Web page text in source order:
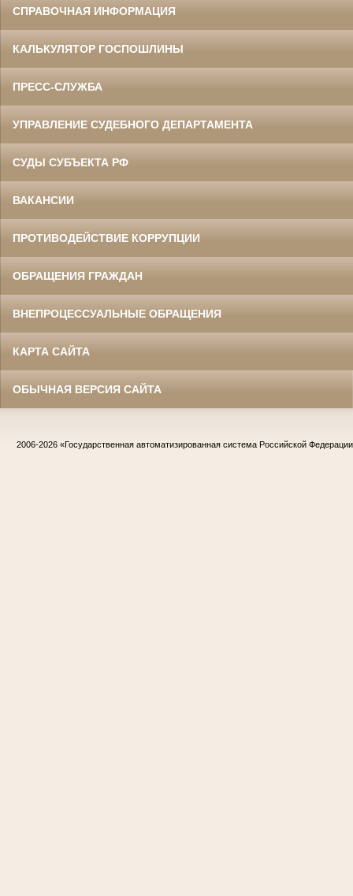
СПРАВОЧНАЯ ИНФОРМАЦИЯ
КАЛЬКУЛЯТОР ГОСПОШЛИНЫ
ПРЕСС-СЛУЖБА
УПРАВЛЕНИЕ СУДЕБНОГО ДЕПАРТАМЕНТА
СУДЫ СУБЪЕКТА РФ
ВАКАНСИИ
ПРОТИВОДЕЙСТВИЕ КОРРУПЦИИ
ОБРАЩЕНИЯ ГРАЖДАН
ВНЕПРОЦЕССУАЛЬНЫЕ ОБРАЩЕНИЯ
КАРТА САЙТА
ОБЫЧНАЯ ВЕРСИЯ САЙТА
2006-2026 «Государственная автоматизированная система Российской